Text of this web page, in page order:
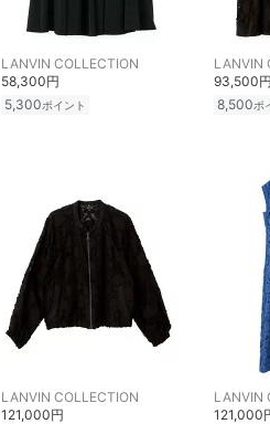
LANVIN COLLECTION
58,300円
5,300ポイント
LANVIN
93,500円
8,500ポ
LANVIN COLLECTION
121,000円
LANVIN
121,000